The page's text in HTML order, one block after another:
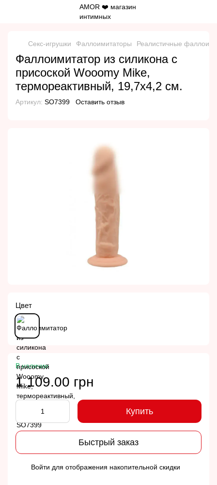
Секс-игрушки Фаллоимитаторы Реалистичные
Фаллоимитатор из силикона с
присоской Wooomy Mike,
термореактивный, 19,7х4,2 см.
Артикул: SO7399 Оставить отзыв
Цвет
В наличии
1 109.00 грн
Купить
Быстрый заказ
Войти для отображения накопительной скидки